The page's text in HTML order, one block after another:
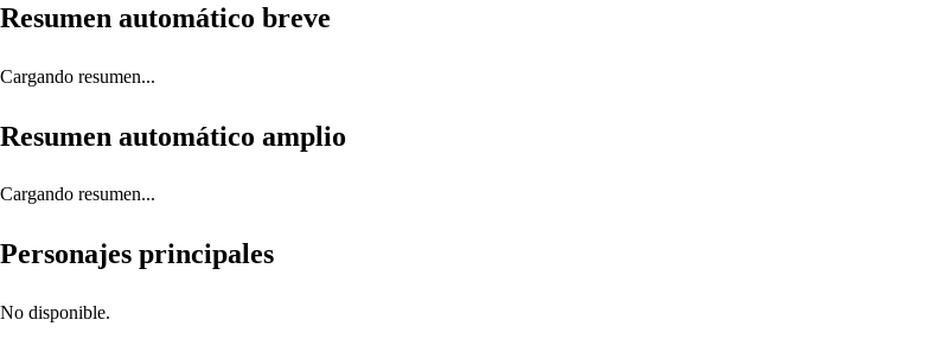
Resumen automático breve
Cargando resumen...
Resumen automático amplio
Cargando resumen...
Personajes principales
No disponible.